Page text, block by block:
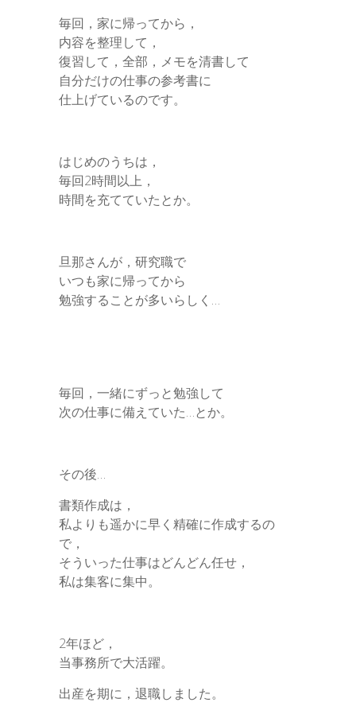
毎回，家に帰ってから，
内容を整理して，
復習して，全部，メモを清書して
自分だけの仕事の参考書に
仕上げているのです。
はじめのうちは，
毎回2時間以上，
時間を充てていたとか。
旦那さんが，研究職で
いつも家に帰ってから
勉強することが多いらしく…
毎回，一緒にずっと勉強して
次の仕事に備えていた…とか。
その後…
書類作成は，
私よりも遥かに早く精確に作成するの
で，
そういった仕事はどんどん任せ，
私は集客に集中。
2年ほど，
当事務所で大活躍。
出産を期に，退職しました。